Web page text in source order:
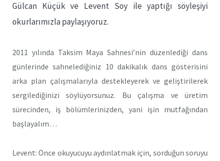
Gülcan Küçük ve Levent Soy ile yaptığı söyleşiyi
okurlarımızla paylaşıyoruz.
2011 yılında Taksim Maya Sahnesi’nin düzenlediği dans
günlerinde sahnelediğiniz 10 dakikalık dans gösterisini
arka plan çalışmalarıyla destekleyerek ve geliştirilerek
sergilediğinizi söylüyorsunuz. Bu çalışma ve üretim
sürecinden, iş bölümlerinizden, yani işin mutfağından
başlayalım…
Levent: Önce okuyucuyu aydınlatmak için, sorduğun soruyu